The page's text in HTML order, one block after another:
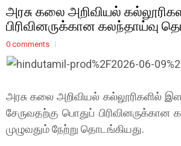
அரசு கலை அறிவியல்
பிரிவினருக்கான கலந்தாய்வு
0 comments
அரசு கலை அறிவியல் கல்லூரிகளில்
சேருவதற்கு பொதுப் பிரிவினருக்கான
முழுவதும் நேற்று தொடங்கியது.